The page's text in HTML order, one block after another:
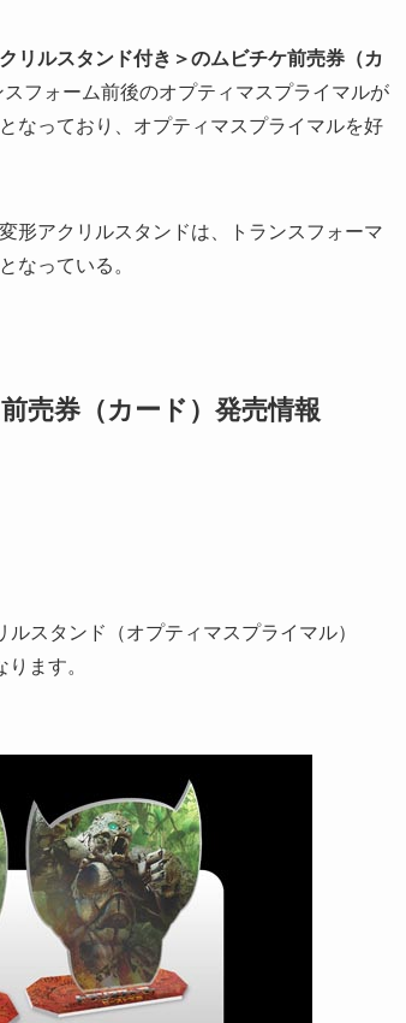
リルスタンド付き＞のムビチケ前売券（カ
フォーム前後のオプティマスプライマルが
なっており、オプティマスプライマルを好
形アクリルスタンドは、トランスフォーマ
っている。
売券（カード）発売情報
スタンド（オプティマスプライマル）
ります。